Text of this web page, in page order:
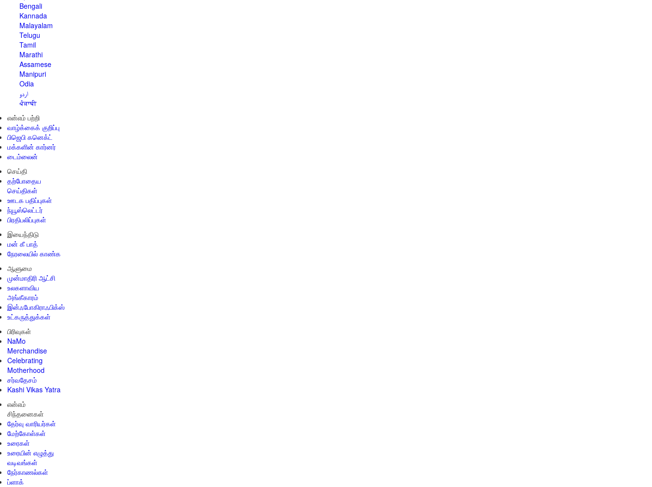
Bengali
Kannada
Malayalam
Telugu
Tamil
Marathi
Assamese
Manipuri
Odia
اردو
ਪੰਜਾਬੀ
என்எம் பற்றி
வாழ்க்கைக் குறிப்பு
பிஜெபி கனெக்ட்
மக்களின் கார்னர்
டைம்லைன்
செய்தி
தற்போதைய
செய்திகள்
ஊடக பதிப்புகள்
ந்யூஸ்லெட்டர்
பிரதிபலிப்புகள்
இயைந்திடு
மன் கீ பாத்
நேரலையில் காண்க
ஆளுமை
முன்மாதிரி ஆட்சி
உலகளாவிய
அங்கீகாரம்
இன்ஃபோகிராஃபிக்ஸ்
உட்கருத்துக்கள்
பிரிவுகள்
NaMo
Merchandise
Celebrating
Motherhood
சர்வதேசம்
Kashi Vikas Yatra
என்எம்
சிந்தனைகள்
தேர்வு வாரியர்கள்
மேற்கோள்கள்
உரைகள்
உரையின் எழுத்து
வடிவங்கள்
நேர்காணல்கள்
ப்ளாக்